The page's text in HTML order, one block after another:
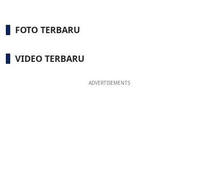
FOTO TERBARU
VIDEO TERBARU
ADVERTISEMENTS